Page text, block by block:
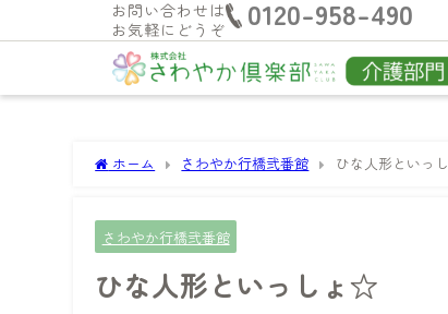
お問い合わせは
お気軽にどうぞ
0120-958-490
ホーム さわやか行橋弐番館 ひな人形といっ
さわやか行橋弐番館
ひな人形といっしょ☆